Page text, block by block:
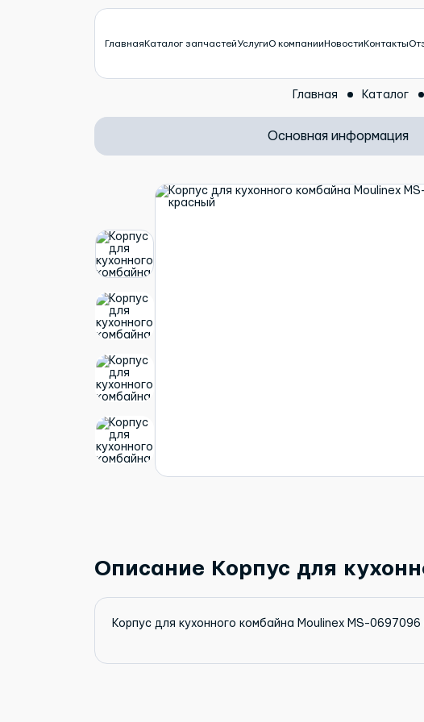
ГлавнаяКаталог запчастейУслугиО компанииНовостиКонтакты
Главная Каталог
Основная информация
Описание Корпус для
Корпус для кухонного комбайна Moulinex MS-0697096